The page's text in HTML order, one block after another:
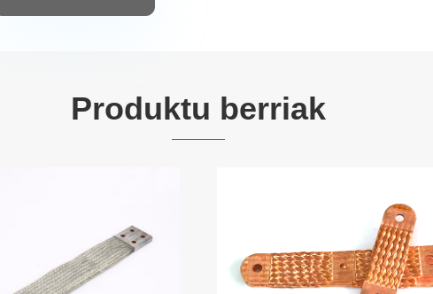
Produktu berriak